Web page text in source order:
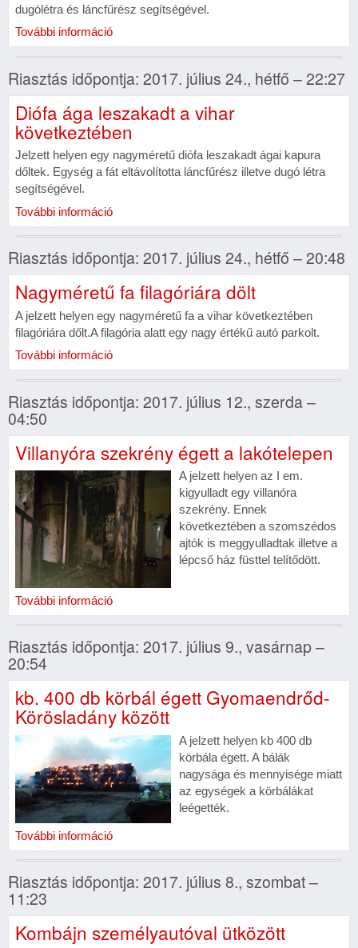
dugólétra és láncfűrész segítségével.
További információ
Riasztás időpontja: 2017. július 24., hétfő – 22:27
Diófa ága leszakadt a vihar
következtében
Jelzett helyen egy nagyméretű diófa leszakadt ágai kapura
dőltek. Egység a fát eltávolította láncfűrész illetve dugó létra
segítségével.
További információ
Riasztás időpontja: 2017. július 24., hétfő – 20:48
Nagyméretű fa filagóriára dölt
A jelzett helyen egy nagyméretű fa a vihar következtében
filagóriára dőlt.A filagória alatt egy nagy értékű autó parkolt.
További információ
Riasztás időpontja: 2017. július 12., szerda –
04:50
Villanyóra szekrény égett a lakótelepen
A jelzett helyen az I em.
kigyulladt egy villanóra
szekrény. Ennek
következtében a szomszédos
ajtók is meggyulladtak illetve a
lépcső ház füsttel telítődött.
További információ
Riasztás időpontja: 2017. július 9., vasárnap –
20:54
kb. 400 db körbál égett Gyomaendrőd-
Körösladány között
A jelzett helyen kb 400 db
körbála égett. A bálák
nagysága és mennyisége miatt
az egységek a körbálákat
leégették.
További információ
Riasztás időpontja: 2017. július 8., szombat –
11:23
Kombájn személyautóval ütközött